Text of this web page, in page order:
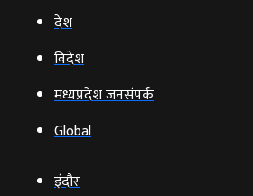
देश
विदेश
मध्यप्रदेश जनसंपर्क
Global
इंदौर